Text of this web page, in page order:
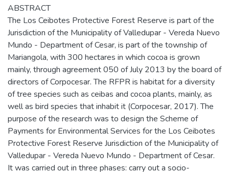
ABSTRACT
The Los Ceibotes Protective Forest Reserve is part of the
Jurisdiction of the Municipality of Valledupar - Vereda Nuevo
Mundo - Department of Cesar, is part of the township of
Mariangola, with 300 hectares in which cocoa is grown
mainly, through agreement 050 of July 2013 by the board of
directors of Corpocesar. The RFPR is habitat for a diversity
of tree species such as ceibas and cocoa plants, mainly, as
well as bird species that inhabit it (Corpocesar, 2017). The
purpose of the research was to design the Scheme of
Payments for Environmental Services for the Los Ceibotes
Protective Forest Reserve Jurisdiction of the Municipality of
Valledupar - Vereda Nuevo Mundo - Department of Cesar.
It was carried out in three phases: carry out a socio-